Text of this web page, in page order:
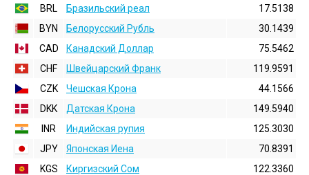
BRL
Бразильский реал
17.5138
BYN
Белорусский Рубль
30.1439
CAD
Канадский Доллар
75.5462
CHF
Швейцарский Франк
119.9591
CZK
Чешская Крона
44.1566
DKK
Датская Крона
149.5940
INR
Индийская pупия
125.3030
JPY
Японская Иена
70.8391
KGS
Киргизский Сом
122.3360